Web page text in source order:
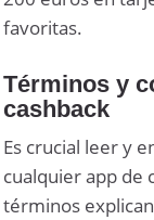
favoritas.
Términos y
cashback
Es crucial leer y
cualquier app de
términos